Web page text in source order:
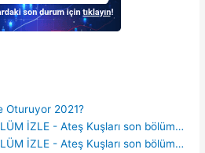
Oturuyor 2021?
İZLE - Ateş Kuşları son bölüm…
İZLE - Ateş Kuşları son bölüm…